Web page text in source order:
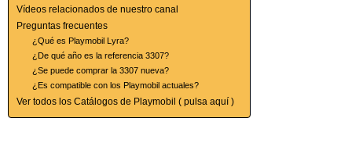
Vídeos relacionados de nuestro canal
Preguntas frecuentes
¿Qué es Playmobil Lyra?
¿De qué año es la referencia 3307?
¿Se puede comprar la 3307 nueva?
¿Es compatible con los Playmobil actuales?
Ver todos los Catálogos de Playmobil ( pulsa aquí )